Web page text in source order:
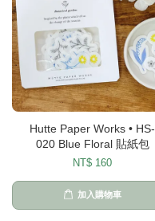
Hutte Paper Works • HS-
020 Blue Floral 貼紙包
NT$ 160
加入購物車